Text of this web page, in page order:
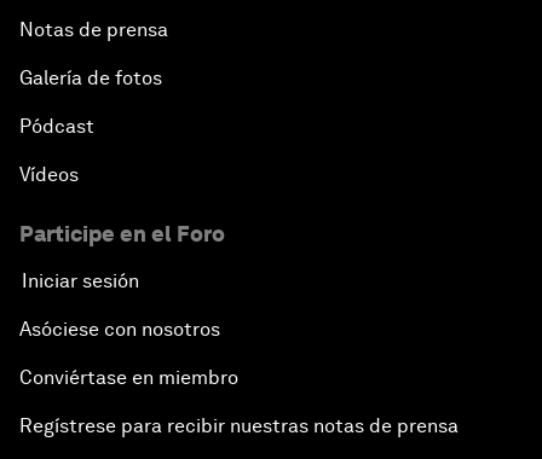
Notas de prensa
Galería de fotos
Pódcast
Vídeos
Participe en el Foro
Iniciar sesión
Asóciese con nosotros
Conviértase en miembro
Regístrese para recibir nuestras notas de prensa